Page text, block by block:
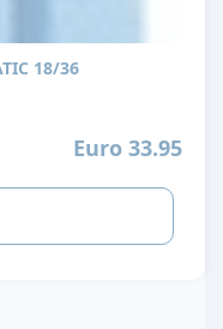
18/36
Euro 33.95